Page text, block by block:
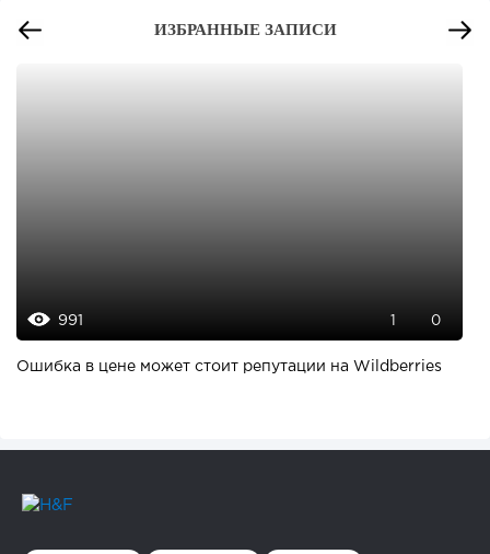
ИЗБРАННЫЕ ЗАПИСИ
991 0
Ошибка в цене может стоит репутации на Wildberries